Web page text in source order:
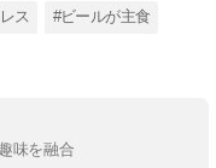
ス #ビールが主食
味を融合